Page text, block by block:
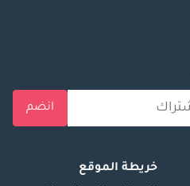
انضم
خريطة الموقع